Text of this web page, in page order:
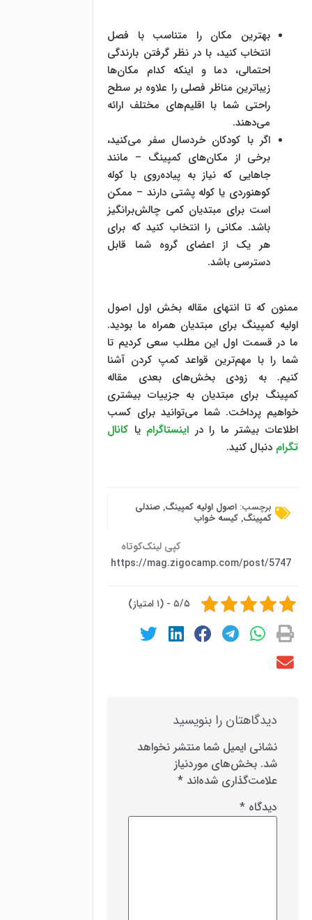
بهترین مکان را متناسب با فصل
انتخاب کنید، با در نظر گرفتن بارندگی
احتمالی، دما و اینکه کدام مکان‌ها
زیباترین مناظر فصلی را علاوه بر سطح
راحتی شما با اقلیم‌های مختلف ارائه
می‌دهند.
اگر با کودکان خردسال سفر می‌کنید،
برخی از مکان‌های کمپینگ – مانند
جاهایی که نیاز به پیاده‌روی با کوله
کوهنوردی یا کوله پشتی دارند – ممکن
است برای مبتدیان کمی چالش‌برانگیز
باشد. مکانی را انتخاب کنید که برای
هر یک از اعضای گروه شما قابل
دسترسی باشد.
ممنون که تا انتهای مقاله بخش اول اصول
اولیه کمپینگ برای مبتدیان همراه ما بودید.
ما در قسمت اول این مطلب سعی کردیم تا
شما را با مهم‌ترین قواعد کمپ کردن آشنا
کنیم. به زودی بخش‌های بعدی مقاله
کمپینگ برای مبتدیان به جزییات بیشتری
خواهیم پرداخت. شما می‌توانید برای کسب
اطلاعات بیشتر ما را در اینستاگرام یا کانال
تگرام دنبال کنید.
برچسب: اصول اولیه کمپینگ,صندلی
کمپینگ,کیسه خواب
کپی لینک‌کوتاه
https://mag.zigocamp.com/post/5747
۵/۵ - (۱ امتیاز)
دیدگاهتان را بنویسید
نشانی ایمیل شما منتشر نخواهد
شد. بخش‌های موردنیاز
علامت‌گذاری شده‌اند *
دیدگاه *